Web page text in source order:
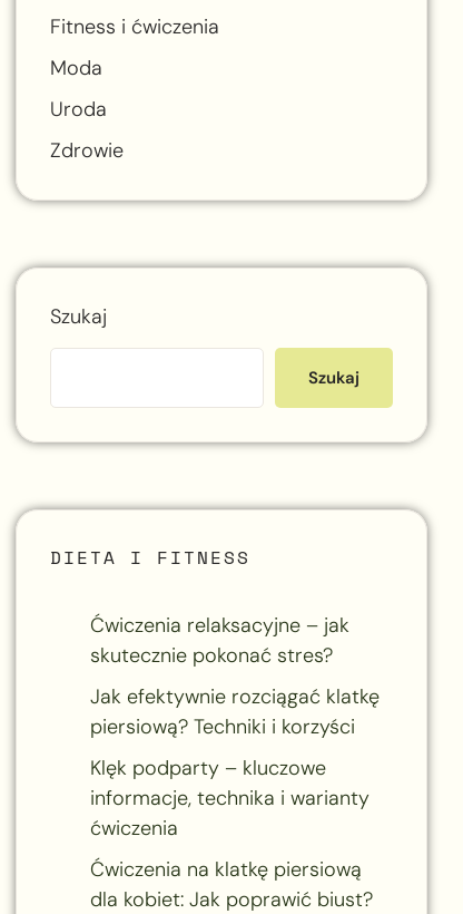
Fitness i ćwiczenia
Moda
Uroda
Zdrowie
Szukaj
Szukaj
DIETA I FITNESS
Ćwiczenia relaksacyjne – jak
skutecznie pokonać stres?
Jak efektywnie rozciągać klatkę
piersiową? Techniki i korzyści
Klęk podparty – kluczowe
informacje, technika i warianty
ćwiczenia
Ćwiczenia na klatkę piersiową
dla kobiet: Jak poprawić biust?